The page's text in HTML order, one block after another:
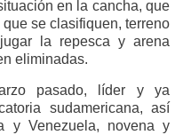
en la cancha, que
se clasifiquen, terreno
la repesca y arena
eliminadas.
pasado, líder y ya
sudamericana, así
y Venezuela, novena y